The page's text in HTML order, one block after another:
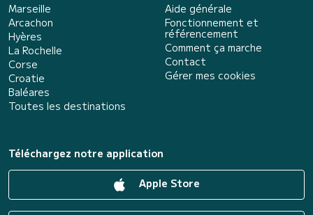
Marseille
Arcachon
Hyères
La Rochelle
Corse
Croatie
Baléares
Toutes les destinations
Aide générale
Fonctionnement et
référencement
Comment ça marche
Contact
Gérer mes cookies
Téléchargez notre application
Apple Store